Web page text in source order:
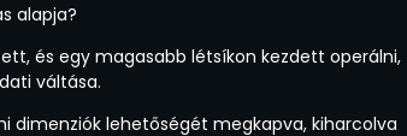
alapja?
és egy magasabb létsíkon kezdett operálni,
váltása.
dimenziók lehetőségét megkapva, kiharcolva